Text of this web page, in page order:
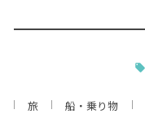
旅 船・乗り物